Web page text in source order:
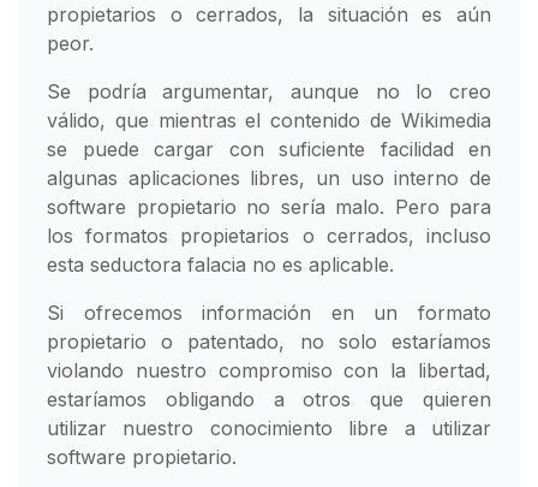
propietarios o cerrados, la situación es aún
peor.
Se podría argumentar, aunque no lo creo
válido, que mientras el contenido de Wikimedia
se puede cargar con suficiente facilidad en
algunas aplicaciones libres, un uso interno de
software propietario no sería malo. Pero para
los formatos propietarios o cerrados, incluso
esta seductora falacia no es aplicable.
Si ofrecemos información en un formato
propietario o patentado, no solo estaríamos
violando nuestro compromiso con la libertad,
estaríamos obligando a otros que quieren
utilizar nuestro conocimiento libre a utilizar
software propietario.